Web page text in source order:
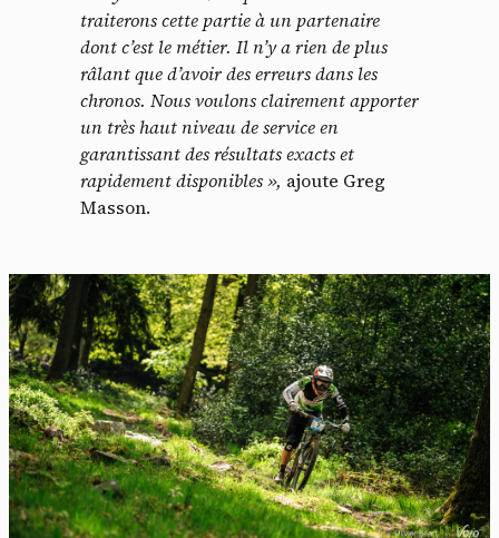
traiterons cette partie à un partenaire
dont c’est le métier. Il n’y a rien de plus
râlant que d’avoir des erreurs dans les
chronos. Nous voulons clairement apporter
un très haut niveau de service en
garantissant des résultats exacts et
rapidement disponibles », ajoute Greg
Masson.